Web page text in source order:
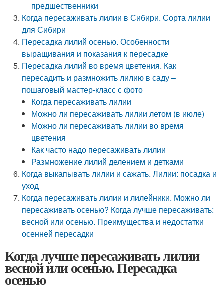
предшественники
Когда пересаживать лилии в Сибири. Сорта лилии
для Сибири
Пересадка лилий осенью. Особенности
выращивания и показания к пересадке
Пересадка лилий во время цветения. Как
пересадить и размножить лилию в саду –
пошаговый мастер-класс с фото
Когда пересаживать лилии
Можно ли пересаживать лилии летом (в июле)
Можно ли пересаживать лилии во время
цветения
Как часто надо пересаживать лилии
Размножение лилий делением и детками
Когда выкапывать лилии и сажать. Лилии: посадка и
уход
Когда пересаживать лилии и лилейники. Можно ли
пересаживать осенью? Когда лучше пересаживать:
весной или осенью. Преимущества и недостатки
осенней пересадки
Когда лучше пересаживать лилии
весной или осенью. Пересадка
осенью